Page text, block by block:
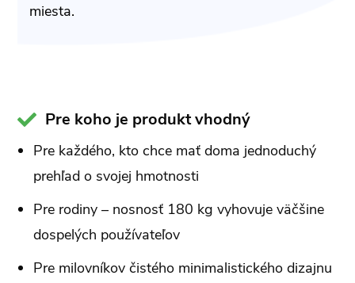
miesta.
Pre koho je produkt vhodný
Pre každého, kto chce mať doma jednoduchý
prehľad o svojej hmotnosti
Pre rodiny – nosnosť 180 kg vyhovuje väčšine
dospelých používateľov
Pre milovníkov čistého minimalistického dizajnu